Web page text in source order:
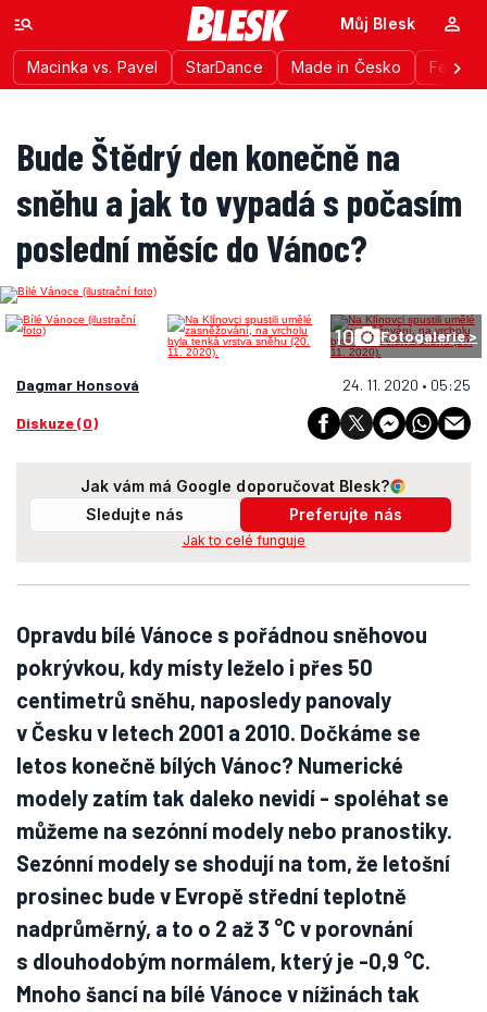
Macinka vs. Pavel StarDance Made in Česko
Můj Blesk
Bude Štědrý den konečně na
sněhu a jak to vypadá s počasím
poslední měsíc do Vánoc?
10 Fotogalerie >
Dagmar Honsová 24. 11. 2020 • 05:25
Diskuze (0)
Jak vám má Google doporučovat Blesk?
Sledujte nás
Preferujte nás
Jak to celé funguje
Opravdu bílé Vánoce s pořádnou sněhovou
pokrývkou, kdy místy leželo i přes 50
centimetrů sněhu, naposledy panovaly
v Česku v letech 2001 a 2010. Dočkáme se
letos konečně bílých Vánoc? Numerické
modely zatím tak daleko nevidí - spoléhat se
můžeme na sezónní modely nebo pranostiky.
Sezónní modely se shodují na tom, že letošní
prosinec bude v Evropě střední teplotně
nadprůměrný, a to o 2 až 3 °C v porovnání
s dlouhodobým normálem, který je -0,9 °C.
Mnoho šancí na bílé Vánoce v nížinách tak